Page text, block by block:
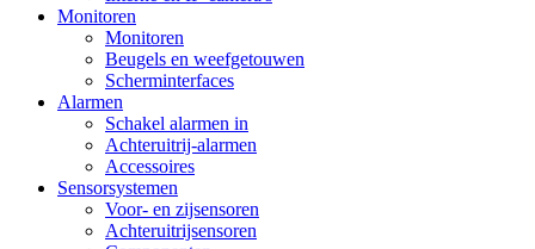
Monitoren
Monitoren
Beugels en weefgetouwen
Scherminterfaces
Alarmen
Schakel alarmen in
Achteruitrij-alarmen
Accessoires
Sensorsystemen
Voor- en zijsensoren
Achteruitrijsensoren